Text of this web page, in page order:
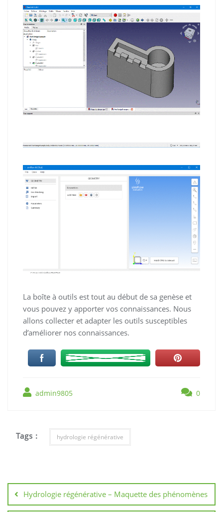
La boîte à outils est tout au début de sa genèse et
vous pouvez y apporter vos connaissances. Nous
allons collecter et adapter les outils susceptibles
d’améliorer nos connaissances.
admin9805 0
Tags : hydrologie régénérative
de
l’article
Hydrologie régénérative – Maquette des phénomènes